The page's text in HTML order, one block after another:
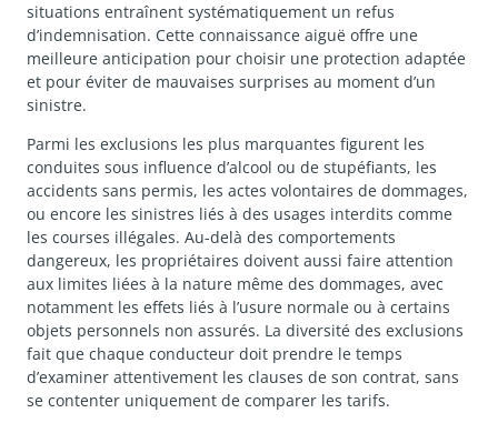
situations entraînent systématiquement un refus
d’indemnisation. Cette connaissance aiguë offre une
meilleure anticipation pour choisir une protection adaptée
et pour éviter de mauvaises surprises au moment d’un
sinistre.
Parmi les exclusions les plus marquantes figurent les
conduites sous influence d’alcool ou de stupéfiants, les
accidents sans permis, les actes volontaires de dommages,
ou encore les sinistres liés à des usages interdits comme
les courses illégales. Au-delà des comportements
dangereux, les propriétaires doivent aussi faire attention
aux limites liées à la nature même des dommages, avec
notamment les effets liés à l’usure normale ou à certains
objets personnels non assurés. La diversité des exclusions
fait que chaque conducteur doit prendre le temps
d’examiner attentivement les clauses de son contrat, sans
se contenter uniquement de comparer les tarifs.